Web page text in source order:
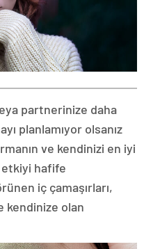
partnerinize daha
planlamıyor olsanız
ve kendinizi en iyi
etkiyi hafife
iç çamaşırları,
kendinize olan